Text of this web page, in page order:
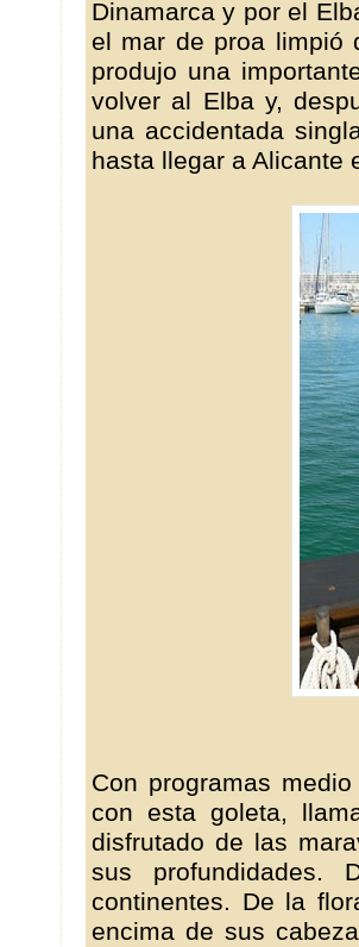
Dinamarca y por el
el mar de proa limpió
produjo una
volver al Elba y,
una accidentada
hasta llegar a Alicante
Con programas
con esta goleta,
disfrutado de las
sus
continentes. De la
encima de sus